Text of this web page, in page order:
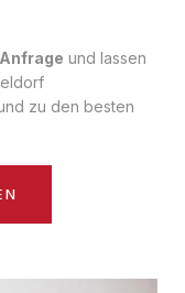
und lassen
zu den besten